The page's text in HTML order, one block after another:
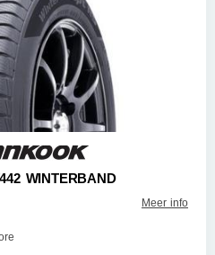
WINTERBAND
Meer info